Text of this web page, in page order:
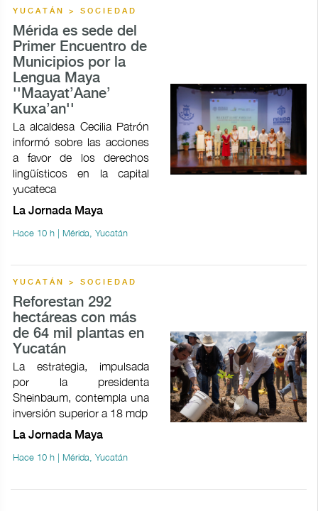
YUCATÁN > SOCIEDAD
Mérida es sede del
Primer Encuentro de
Municipios por la
Lengua Maya
''Maayat’Aane’
Kuxa’an''
La alcaldesa Cecilia Patrón
informó sobre las acciones
a favor de los derechos
lingüísticos en la capital
yucateca
La Jornada Maya
Hace 10 h | Mérida, Yucatán
YUCATÁN > SOCIEDAD
Reforestan 292
hectáreas con más
de 64 mil plantas en
Yucatán
La estrategia, impulsada
por la presidenta
Sheinbaum, contempla una
inversión superior a 18 mdp
La Jornada Maya
Hace 10 h | Mérida, Yucatán